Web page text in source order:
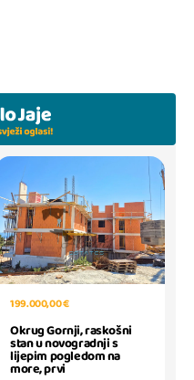
199.000,00 €
Okrug Gornji, raskošni
stan u novogradnji s
lijepim pogledom na
more, prvi